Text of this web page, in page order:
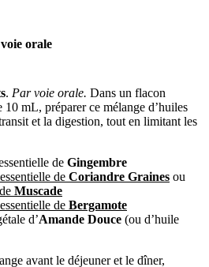
orale
. Par voie orale. Dans un flacon
mL, préparer ce mélange d’huiles
et la digestion, tout en limitant les
de Gingembre
de Coriandre Graines ou
Muscade
de Bergamote
d’Amande Douce (ou d’huile
avant le déjeuner et le dîner,